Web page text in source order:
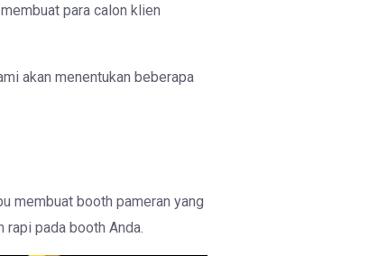
para calon klien
akan menentukan beberapa
membuat booth pameran yang
pada booth Anda.